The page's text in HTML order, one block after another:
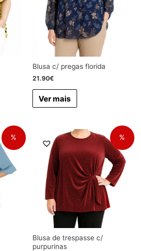
Blusa c/ pregas florida
21.90€
Ver mais
% %
Blusa de trespasse c/
purpurinas